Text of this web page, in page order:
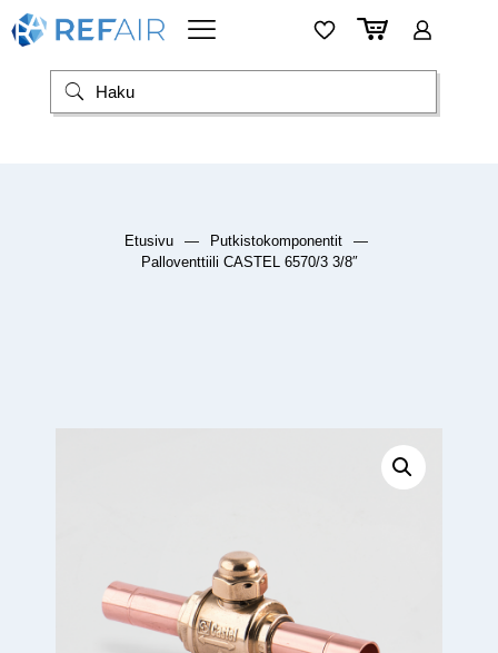
Etusivu — Putkistokomponentit
—
Palloventtiili CASTEL 6570/3 3/8″